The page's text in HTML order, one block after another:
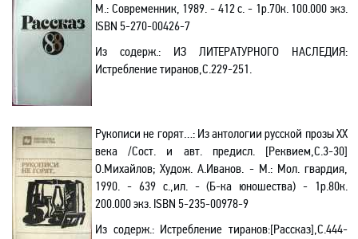
М.: Современник, 1989. - 412 с. - 1р.70к. 100.000 экз.
ISBN 5-270-00426-7
Из содерж.: ИЗ ЛИТЕРАТУРНОГО НАСЛЕДИЯ:
Истребление тиранов,С.229-251.
Рукописи не горят…: Из антологии русской прозы ХХ
века /Сост. и авт. предисл. [Реквием,С.3-30]
О.Михайлов; Худож. А.Иванов. - М.: Мол. гвардия,
1990. - 639 с.,ил. - (Б-ка юношества) - 1р.80к.
200.000 экз. ISBN 5-235-00978-9
Из содерж.: Истребление тиранов:[Рассказ],С.444-